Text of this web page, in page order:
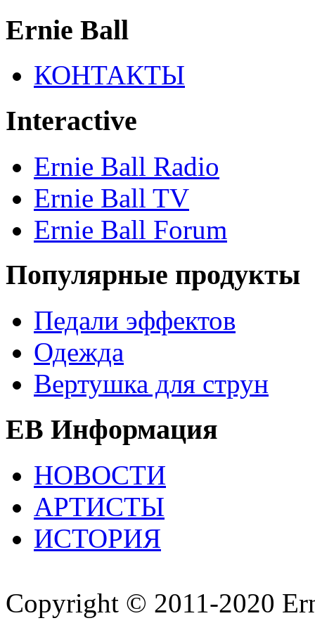
Ernie Ball
КОНТАКТЫ
Interactive
Ernie Ball Radio
Ernie Ball TV
Ernie Ball Forum
Популярные продукты
Педали эффектов
Одежда
Вертушка для струн
EB Информация
НОВОСТИ
АРТИСТЫ
ИСТОРИЯ
Copyright © 2011-2020